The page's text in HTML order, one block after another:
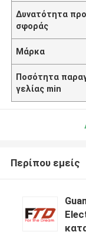
Δυνατότητα προ
σφοράς
Μάρκα
Ποσότητα
γελίας min
Περίπου εμείς